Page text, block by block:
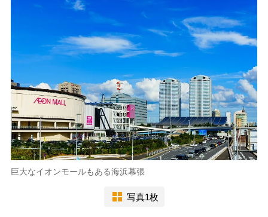
巨大なイオンモールもある海浜幕張
写真1枚